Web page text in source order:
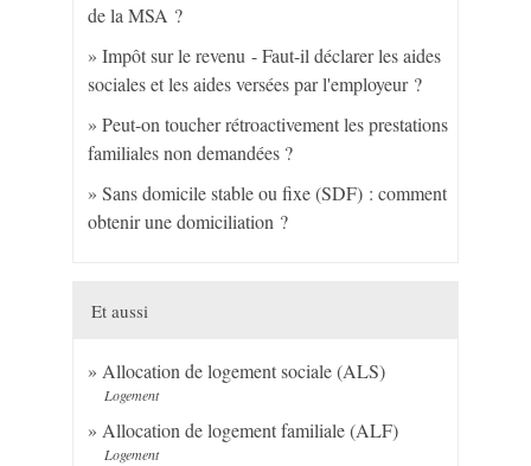
de la MSA ?
Impôt sur le revenu - Faut-il déclarer les aides
sociales et les aides versées par l'employeur ?
Peut-on toucher rétroactivement les prestations
familiales non demandées ?
Sans domicile stable ou fixe (SDF) : comment
obtenir une domiciliation ?
Et aussi
Allocation de logement sociale (ALS)
Logement
Allocation de logement familiale (ALF)
Logement